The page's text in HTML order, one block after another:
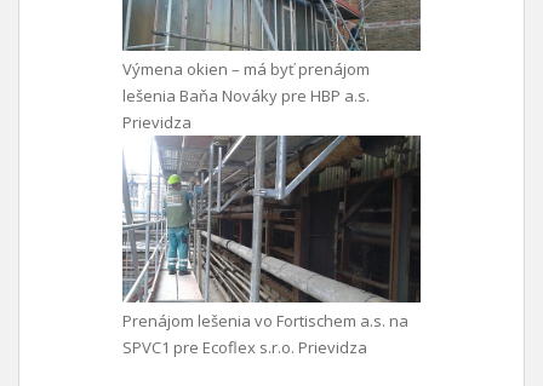
Výmena okien – má byť prenájom
lešenia Baňa Nováky pre HBP a.s.
Prievidza
Prenájom lešenia vo Fortischem a.s. na
SPVC1 pre Ecoflex s.r.o. Prievidza